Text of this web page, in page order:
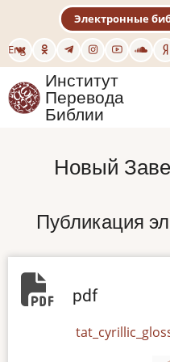
основному
содержанию
Eng
Электронные
Институт
Перевода
Библии
Новый
Публикация
pdf